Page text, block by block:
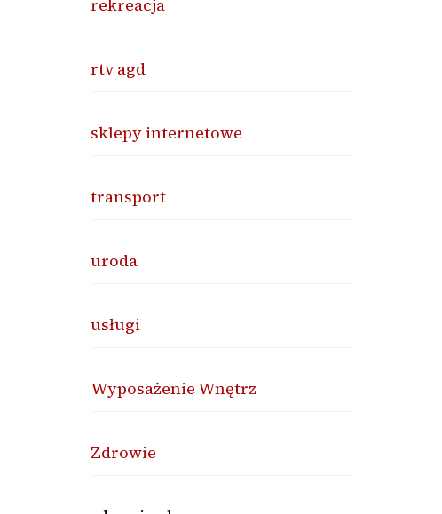
rekreacja
rtv agd
sklepy internetowe
transport
uroda
usługi
Wyposażenie Wnętrz
Zdrowie